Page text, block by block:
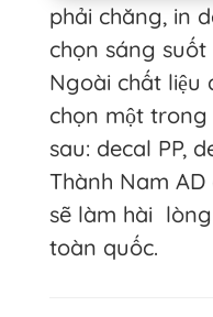
phải chăng, in
chọn sáng
Ngoài chất liệu
chọn một
sau: decal PP,
Thành Nam
sẽ làm hài
toàn quốc.